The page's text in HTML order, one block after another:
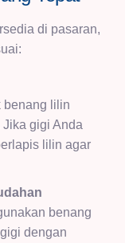
di pasaran,
benang lilin
gigi Anda
lilin agar
benang
dengan